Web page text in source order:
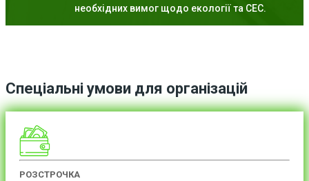
необхідних вимог щодо екології та СЕС.
Спеціальні умови для організацій
РОЗСТРОЧКА